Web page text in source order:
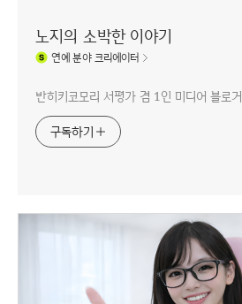
노지의 소박한 이야기
연예분야 크리에이터
반히키코모리 서평가 겸 1인 미디어 블로거
구독하기